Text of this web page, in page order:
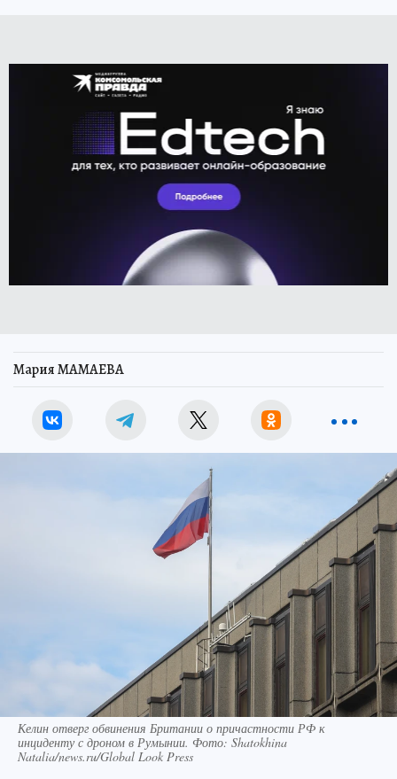
Мария МАМАЕВА
Келин отверг обвинения Британии о причастности РФ к
инциденту с дроном в Румынии. Фото: Shatokhina
Natalia/news.ru/Global Look Press